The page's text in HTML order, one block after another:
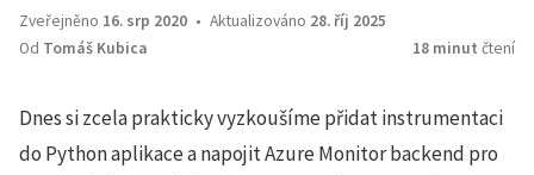
Zveřejněno 16. srp 2020 Aktualizováno 28. říj 2025
Od Tomáš Kubica 18 minut čtení
Dnes si zcela prakticky vyzkoušíme přidat instrumentaci
do Python aplikace a napojit Azure Monitor backend pro